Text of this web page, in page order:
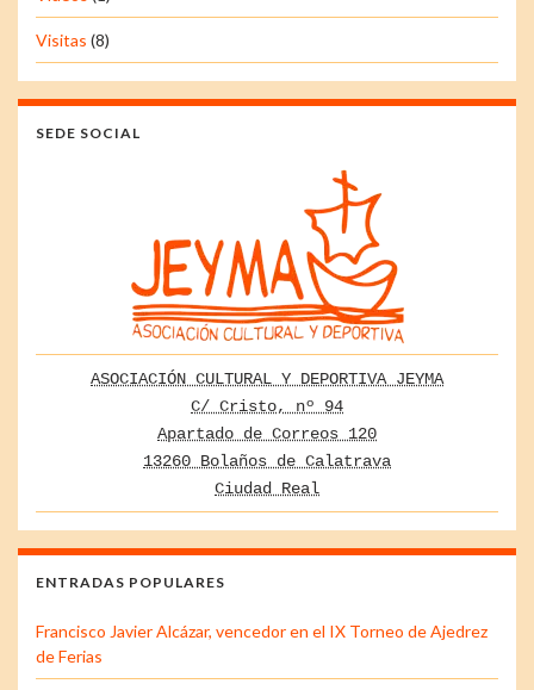
Visitas (8)
SEDE SOCIAL
ASOCIACIÓN CULTURAL Y DEPORTIVA JEYMA
C/ Cristo, nº 94
Apartado de Correos 120
13260 Bolaños de Calatrava
Ciudad Real
ENTRADAS POPULARES
Francisco Javier Alcázar, vencedor en el IX Torneo de Ajedrez
de Ferias